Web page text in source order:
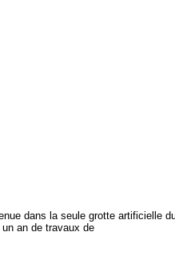
dans la seule grotte artificielle
an de travaux de